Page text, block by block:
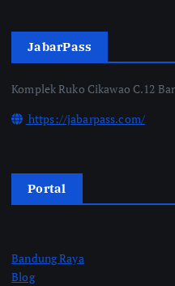
JabarPass
Komplek Ruko Cikawao C.12
https://jabarpass.com/
Portal
Bandung Raya
Blog